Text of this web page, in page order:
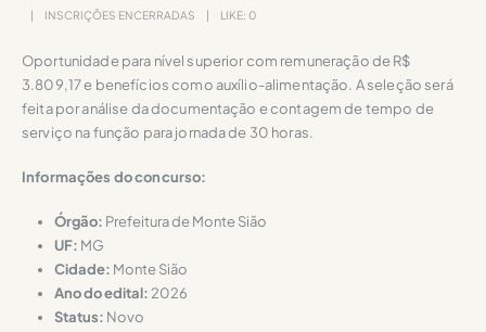
INSCRIÇÕES ENCERRADAS LIKE: 0
Oportunidade para nível superior com remuneração de R$
3.809,17 e benefícios como auxílio-alimentação. A seleção será
feita por análise da documentação e contagem de tempo de
serviço na função para jornada de 30 horas.
Informações do concurso:
Órgão: Prefeitura de Monte Sião
UF: MG
Cidade: Monte Sião
Ano do edital: 2026
Status: Novo